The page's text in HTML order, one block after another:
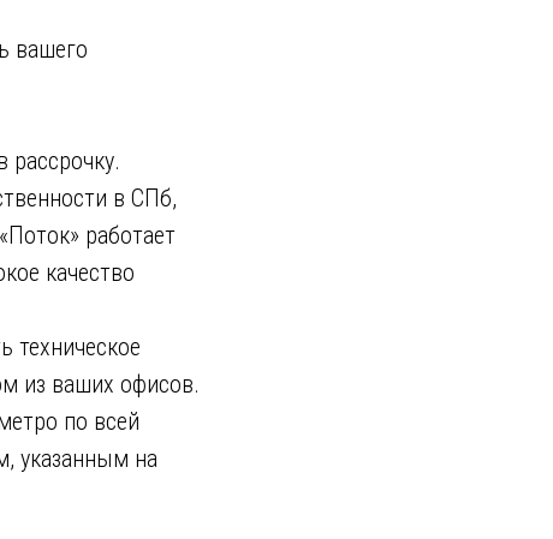
вашего
в СПб,
работает
качество
техническое
из ваших офисов.
по всей
указанным на